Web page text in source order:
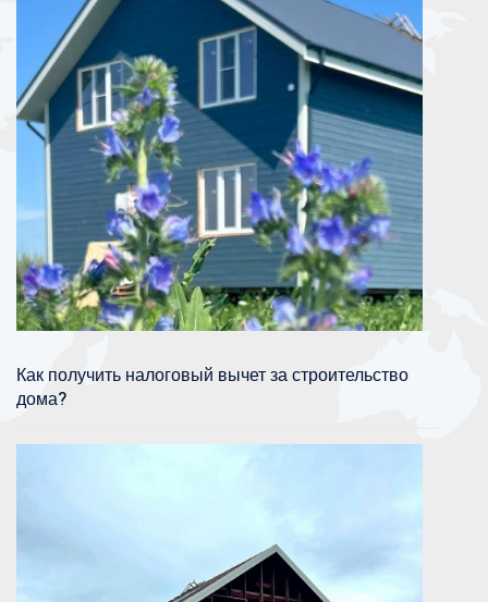
Как получить налоговый вычет за строительство
дома?